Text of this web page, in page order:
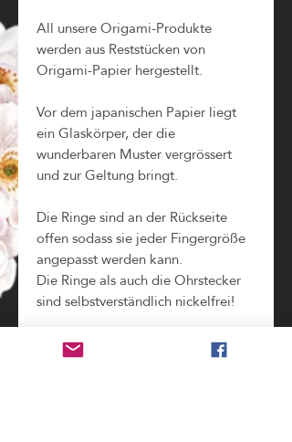
All unsere Origami-Produkte
werden aus Reststücken von
Origami-Papier hergestellt.
Vor dem japanischen Papier liegt
ein Glaskörper, der die
wunderbaren Muster vergrössert
und zur Geltung bringt.
Die Ringe sind an der Rückseite
offen sodass sie jeder Fingergröße
angepasst werden kann.
Die Ringe als auch die Ohrstecker
sind selbstverständlich nickelfrei!